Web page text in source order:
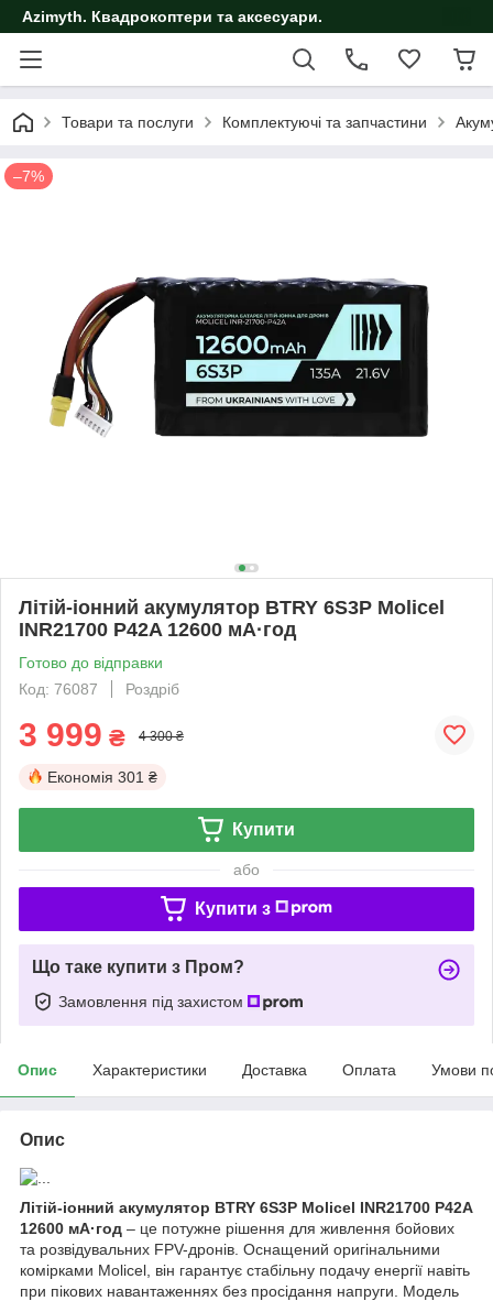
Azimyth. Квадрокоптери та аксесуари.
Товари та послуги Комплектуючі та запчастини
–7%
Літій-іонний акумулятор BTRY 6S3P Molicel
INR21700 P42A 12600 мА·год
Готово до відправки
Код: 76087
Роздріб
3 999 ₴ 4 300 ₴
Економія 301 ₴
Купити
або
Купити з
Що таке купити з Пром?
Замовлення під захистом
Опис Характеристики Доставка Оплата Умови
Опис
Літій-іонний акумулятор BTRY 6S3P Molicel INR21700 P42A
12600 мА·год – це потужне рішення для живлення бойових
та розвідувальних FPV-дронів. Оснащений оригінальними
комірками Molicel, він гарантує стабільну подачу енергії навіть
при пікових навантаженнях без просідання напруги. Модель